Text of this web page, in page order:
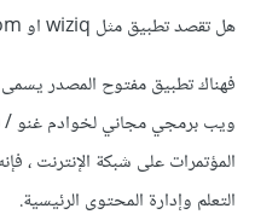
هل تقصد تطبيق مثل wiziq او zoom اذا كان كذلك :
فهناك تطبيق مفتوح المصدر يسمى
ويب برمجي مجاني لخوادم غنو /
المؤتمرات على شبكة الإنترنت ،
التعلم وإدارة المحتوى الرئيسية.